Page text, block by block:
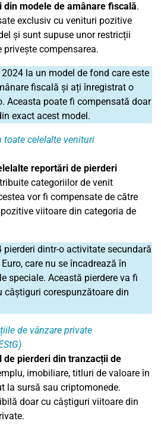
din modele de amânare fiscală.
exclusiv cu venituri pozitive
și sunt supuse unor restricții
privește compensarea.
la un model de fond care este
fiscală și ați înregistrat o
Aceasta poate fi compensată doar
exact acest model.
toate celelalte venituri
reportări de pierderi
categoriilor de venit
vor fi compensate de către
viitoare din categoria de
pierderi dintr-o activitate secundară
care nu se încadrează în
speciale. Această pierdere va fi
câștiguri corespunzătoare din
de vânzare private
de pierderi din tranzacții de
imobiliare, titluri de valoare în
la sursă sau criptomonede.
doar cu câștiguri viitoare din